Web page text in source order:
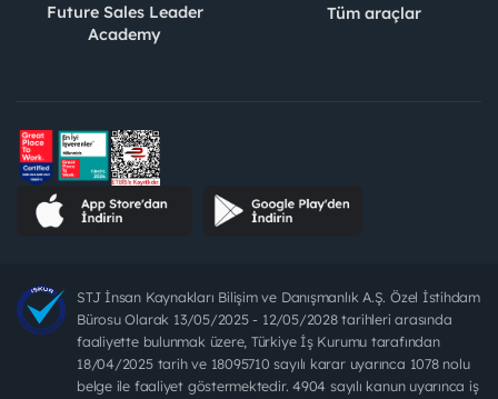
Future Sales Leader
Academy
Tüm araçlar
STJ İnsan Kaynakları Bilişim ve Danışmanlık A.Ş. Özel İstihdam
Bürosu Olarak 13/05/2025 - 12/05/2028 tarihleri arasında
faaliyette bulunmak üzere, Türkiye İş Kurumu tarafından
18/04/2025 tarih ve 18095710 sayılı karar uyarınca 1078 nolu
belge ile faaliyet göstermektedir. 4904 sayılı kanun uyarınca iş